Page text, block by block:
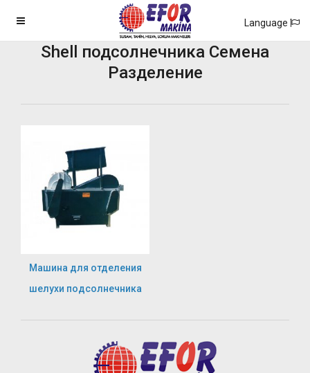
Language
Shell подсолнечника Семена
Разделение
Машина для отделения
шелухи подсолнечника